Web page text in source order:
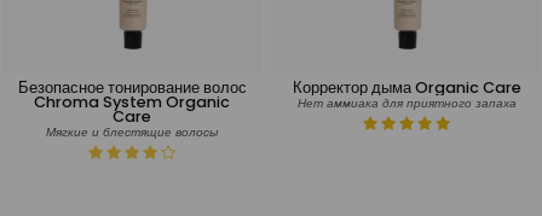
Безопасное тонирование волос
Chroma System Organic
Care
Мягкие и блестящие волосы
Корректор дыма Organic Care
Нет аммиака для приятного запаха